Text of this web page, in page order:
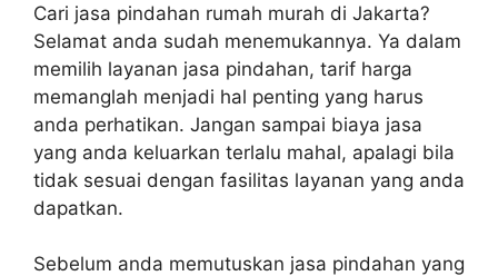
Cari jasa pindahan rumah murah di Jakarta?
Selamat anda sudah menemukannya. Ya dalam
memilih layanan jasa pindahan, tarif harga
memanglah menjadi hal penting yang harus
anda perhatikan. Jangan sampai biaya jasa
yang anda keluarkan terlalu mahal, apalagi bila
tidak sesuai dengan fasilitas layanan yang anda
dapatkan.
Sebelum anda memutuskan jasa pindahan yang